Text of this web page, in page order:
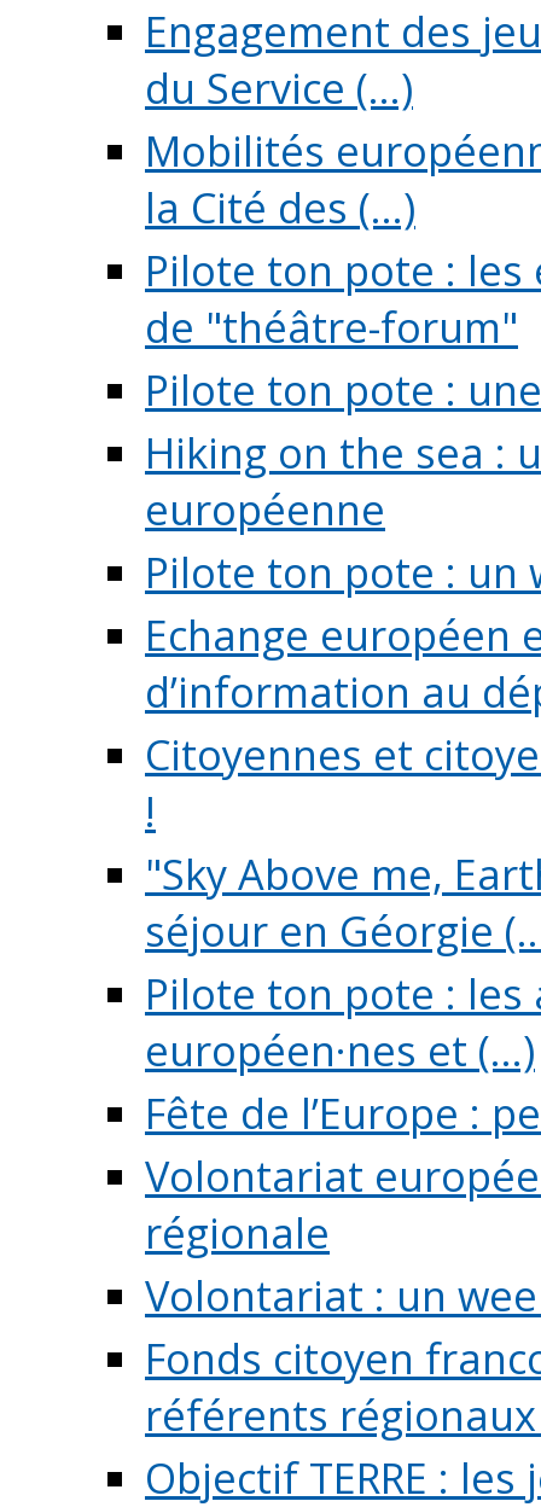
Engagement des
du Service (...)
Mobilités
la Cité des (...)
Pilote ton pote :
de "théâtre-forum"
Pilote ton pote :
Hiking on the sea :
européenne
Pilote ton pote : un
Echange européen
d’information au
Citoyennes et
!
"Sky Above me,
séjour en Géorgie
Pilote ton pote :
européen·nes et (...)
Fête de l’Europe :
Volontariat
régionale
Volontariat : un
Fonds citoyen
référents régionaux
Objectif TERRE :